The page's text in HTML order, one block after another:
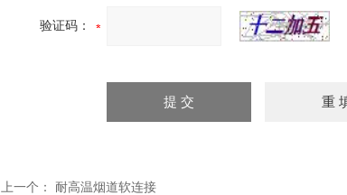
验证码：
上一个： 耐高温烟道软连接